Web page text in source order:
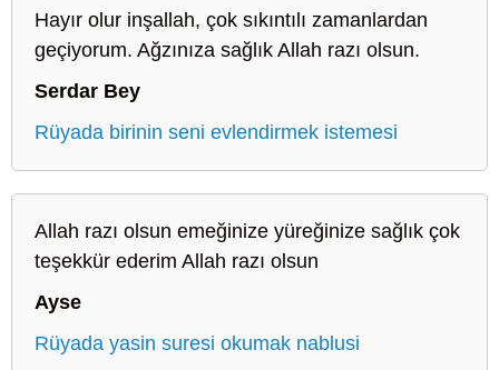
Hayır olur inşallah, çok sıkıntılı zamanlardan
geçiyorum. Ağzınıza sağlık Allah razı olsun.
Serdar Bey
Rüyada birinin seni evlendirmek istemesi
Allah razı olsun emeğinize yüreğinize sağlık çok
teşekkür ederim Allah razı olsun
Ayse
Rüyada yasin suresi okumak nablusi